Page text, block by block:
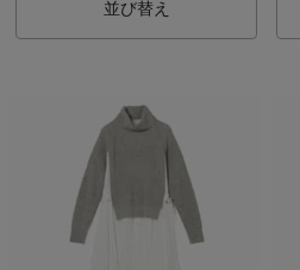
並び替え